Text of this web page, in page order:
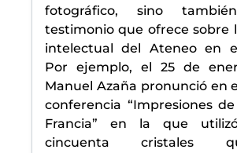
fotográfico, sino
testimonio que ofrece sobre
intelectual del Ateneo en
Por ejemplo, el 25 de
Manuel Azaña pronunció en
conferencia “Impresiones
Francia” en la que
cincuenta cristales